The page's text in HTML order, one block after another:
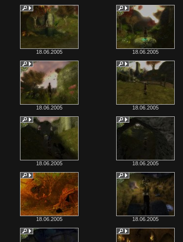
18.06.2005 18.06.2005
18.06.2005 18.06.2005
18.06.2005 18.06.2005
18.06.2005 18.06.2005